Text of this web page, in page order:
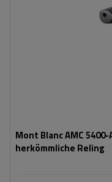
Mont Blanc AMC
herkömmliche Reling